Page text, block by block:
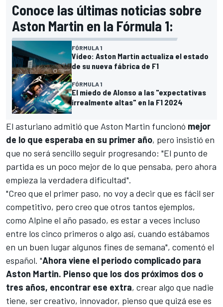
Conoce las últimas noticias sobre
Aston Martin en la Fórmula 1:
FÓRMULA 1
Vídeo: Aston Martin actualiza el estado
de su nueva fábrica de F1
FÓRMULA 1
El miedo de Alonso a las "expectativas
irrealmente altas" en la F1 2024
El asturiano admitió que Aston Martin funcionó mejor
de lo que esperaba en su primer año, pero insistió en
que no será sencillo seguir progresando: "El punto de
partida es un poco mejor de lo que pensaba, pero ahora
empieza la verdadera dificultad".
"Creo que el primer paso, no voy a decir que es fácil ser
competitivo, pero creo que otros tantos ejemplos,
como Alpine el año pasado, es estar a veces incluso
entre los cinco primeros o algo así, cuando estábamos
en un buen lugar algunos fines de semana", comentó el
español. "Ahora viene el periodo complicado para
Aston Martin. Pienso que los dos próximos dos o
tres años, encontrar ese extra, crear algo que nadie
tiene, ser creativo, innovador, pienso que quizá ese es